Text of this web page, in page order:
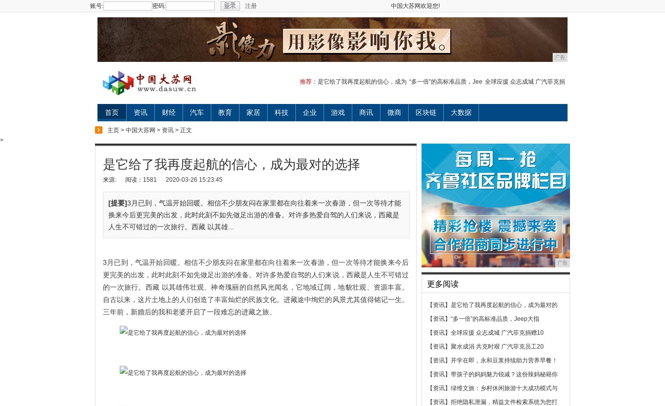
账号: 密码: 注册 中国大苏网欢迎您!
广告
推荐： 是它给了我再度起航的信心，成为 “多一倍”的高标准品质，Jee 全球应援 众志成城 广汽菲克捐
首页 资讯 财经 汽车 教育 家居 科技 企业 游戏 商讯 微商 区块链 大数据
主页 > 中国大苏网 > 资讯 > 正文
>
是它给了我再度起航的信心，成为最对的选择
来源: 阅读：1581 2020-03-26 15:23:45
[提要]3月已到，气温开始回暖。相信不少朋友闷在家里都在向往着来一次春游，但一次等待才能
换来今后更完美的出发，此时此刻不如先做足出游的准备。对许多热爱自驾的人们来说，西藏是
人生不可错过的一次旅行。西藏 以其雄...
3月已到，气温开始回暖。相信不少朋友闷在家里都在向往着来一次春游，但一次等待才能换来今后
更完美的出发，此时此刻不如先做足出游的准备。对许多热爱自驾的人们来说，西藏是人生不可错过
的一次旅行。西藏 以其雄伟壮观、神奇瑰丽的自然风光闻名，它地域辽阔，地貌壮观、资源丰富。
自古以来，这片土地上的人们创造了丰富灿烂的民族文化。进藏途中绚烂的风景尤其值得铭记一生。
三年前，新婚后的我和老婆开启了一段难忘的进藏之旅。
广告
更多阅读
【资讯】 是它给了我再度起航的信心，成为最对的
【资讯】 “多一倍”的高标准品质，Jeep大指
【资讯】 全球应援 众志成城 广汽菲克捐赠10
【资讯】 聚水成涓 共克时艰 广汽菲克员工20
【资讯】 开学在即，永和豆浆持续助力营养早餐！
【资讯】 带孩子的妈妈魅力锐减？这份辣妈秘籍你
【资讯】 绿维文旅：乡村休闲旅游十大成功模式与
【资讯】 拒绝隐私泄漏，精益文件检索系统为您打